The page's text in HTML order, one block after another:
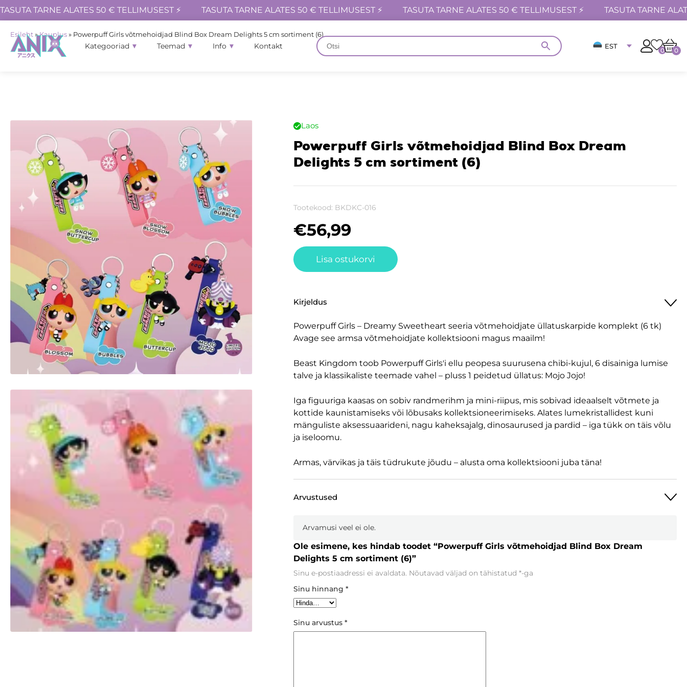
TASUTA TARNE ALATES 50 € TELLIMUSEST ⚡ TASUTA TARNE ALATES 50 € TELLIMUSEST ⚡ TASUTA TARNE ALATES 50 € TELLIMUSEST ⚡ TASUTA TARNE
Kategooriad Teemad Info Kontakt EST
0 0
Esileht»Kauplus» Powerpuff Girls võtmehoidjad Blind Box Dream Delights 5 cm sortiment (6)
Laos
Powerpuff Girls võtmehoidjad Blind Box Dream
Delights 5 cm sortiment (6)
Tootekood: BKDKC-016
€56,99
Lisa ostukorvi
Kirjeldus
Powerpuff Girls – Dreamy Sweetheart seeria võtmehoidjate üllatuskarpide komplekt (6 tk)
Avage see armsa võtmehoidjate kollektsiooni magus maailm!
Beast Kingdom toob Powerpuff Girls'i ellu peopesa suurusena chibi-kujul, 6 disainiga lumise
talve ja klassikaliste teemade vahel – pluss 1 peidetud üllatus: Mojo Jojo!
Iga figuuriga kaasas on sobiv randmerihm ja mini-riipus, mis sobivad ideaalselt võtmete ja
kottide kaunistamiseks või lõbusaks kollektsioneerimiseks. Alates lumekristallidest kuni
mänguliste aksessuaarideni, nagu kaheksajalg, dinosaurused ja pardid – iga tükk on täis võlu
ja iseloomu.
Armas, värvikas ja täis tüdrukute jõudu – alusta oma kollektsiooni juba täna!
Arvustused
Arvamusi veel ei ole.
Ole esimene, kes hindab toodet “Powerpuff Girls võtmehoidjad Blind Box Dream
Delights 5 cm sortiment (6)”
Sinu e-postiaadressi ei avaldata. Nõutavad väljad on tähistatud *-ga
Sinu hinnang *
Sinu arvustus *